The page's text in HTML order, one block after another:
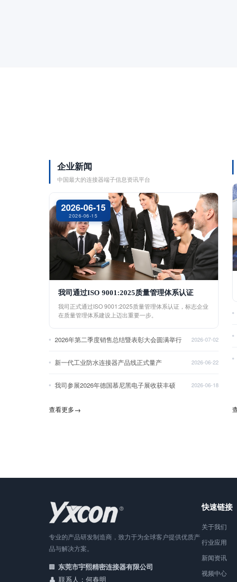
企业新闻
中国最大的连接器端子信息资讯平台
2026-06-15
2026-06-15
我司通过ISO 9001:2025质量管理体系认证
我司正式通过ISO 9001:2025质量管理体系认证，标志企业
在质量管理体系建设上迈出重要一步。
2026年第二季度销售总结暨表彰大会圆满举行 2026-07-02
新一代工业防水连接器产品线正式量产 2026-06-22
我司参展2026年德国慕尼黑电子展收获丰硕 2026-06-18
查看更多→
专业的产品研发制造商，致力于为全球客户提供优质产
品与解决方案。
东莞市宇熙精密连接器有限公司
联系人：何春明
快速链接
关于我们
行业应用
新闻资讯
视频中心